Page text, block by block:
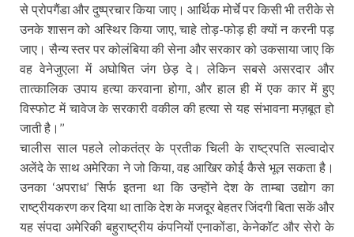
से प्रोपगैंडा और दुष्प्रचार किया जाए। आर्थिक मोर्चे पर किसी भी तरीके से
उनके शासन को अस्थिर किया जाए, चाहे तोड़-फोड़ ही क्यों न करनी पड़
जाए। सैन्य स्तर पर कोलंबिया की सेना और सरकार को उकसाया जाए कि
वह वेनेजुएला में अघोषित जंग छेड़ दे। लेकिन सबसे असरदार और
तात्कालिक उपाय हत्या करवाना होगा, और हाल ही में एक कार में हुए
विस्फोट में चावेज के सरकारी वकील की हत्या से यह संभावना मज़बूत हो
जाती है।’’
चालीस साल पहले लोकतंत्र के प्रतीक चिली के राष्ट्रपति सल्वादोर
अलेंदे के साथ अमेरिका ने जो किया, वह आखिर कोई कैसे भूल सकता है।
उनका ‘अपराध’ सिर्फ इतना था कि उन्होंने देश के ताम्बा उद्योग का
राष्ट्रीयकरण कर दिया था ताकि देश के मजदूर बेहतर जिंदगी बिता सकें और
यह संपदा अमेरिकी बहुराष्ट्रीय कंपनियों एनाकोंडा, केनेकॉट और सेरो के